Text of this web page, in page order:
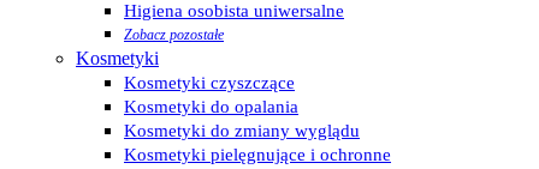
Higiena osobista uniwersalne
Zobacz pozostałe
Kosmetyki
Kosmetyki czyszczące
Kosmetyki do opalania
Kosmetyki do zmiany wyglądu
Kosmetyki pielęgnujące i ochronne